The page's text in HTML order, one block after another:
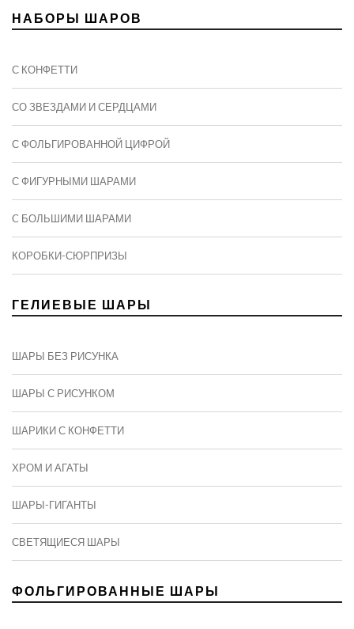
НАБОРЫ ШАРОВ
С КОНФЕТТИ
СО ЗВЕЗДАМИ И СЕРДЦАМИ
С ФОЛЬГИРОВАННОЙ ЦИФРОЙ
С ФИГУРНЫМИ ШАРАМИ
C БОЛЬШИМИ ШАРАМИ
КОРОБКИ-СЮРПРИЗЫ
ГЕЛИЕВЫЕ ШАРЫ
ШАРЫ БЕЗ РИСУНКА
ШАРЫ С РИСУНКОМ
ШАРИКИ С КОНФЕТТИ
ХРОМ И АГАТЫ
ШАРЫ-ГИГАНТЫ
СВЕТЯЩИЕСЯ ШАРЫ
ФОЛЬГИРОВАННЫЕ ШАРЫ